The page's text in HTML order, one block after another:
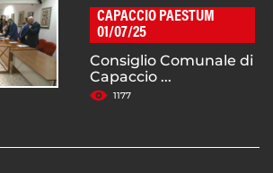
CAPACCIO PAESTUM
01/07/25
Consiglio Comunale di
Capaccio ...
1177